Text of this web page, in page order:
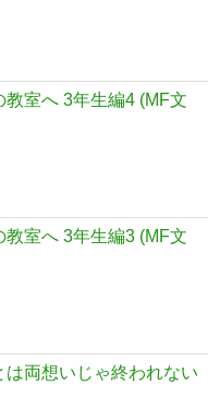
室へ 3年生編4 (MF文
室へ 3年生編3 (MF文
両想いじゃ終われない